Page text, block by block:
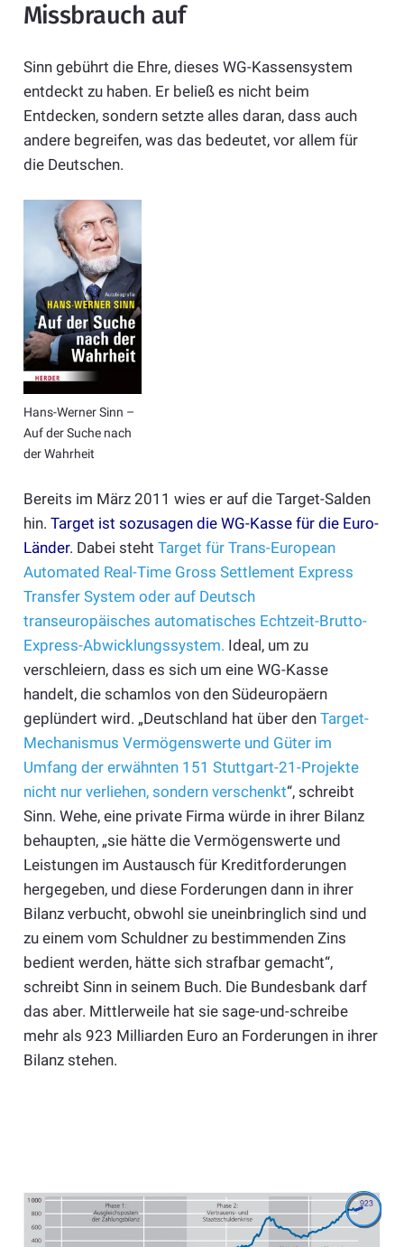
Missbrauch auf
Sinn gebührt die Ehre, dieses WG-Kassensystem
entdeckt zu haben. Er beließ es nicht beim
Entdecken, sondern setzte alles daran, dass auch
andere begreifen, was das bedeutet, vor allem für
die Deutschen.
Hans-Werner Sinn –
Auf der Suche nach
der Wahrheit
Bereits im März 2011 wies er auf die Target-Salden
hin. Target ist sozusagen die WG-Kasse für die Euro-
Länder. Dabei steht Target für Trans-European
Automated Real-Time Gross Settlement Express
Transfer System oder auf Deutsch
transeuropäisches automatisches Echtzeit-Brutto-
Express-Abwicklungssystem. Ideal, um zu
verschleiern, dass es sich um eine WG-Kasse
handelt, die schamlos von den Südeuropäern
geplündert wird. „Deutschland hat über den Target-
Mechanismus Vermögenswerte und Güter im
Umfang der erwähnten 151 Stuttgart-21-Projekte
nicht nur verliehen, sondern verschenkt“, schreibt
Sinn. Wehe, eine private Firma würde in ihrer Bilanz
behaupten, „sie hätte die Vermögenswerte und
Leistungen im Austausch für Kreditforderungen
hergegeben, und diese Forderungen dann in ihrer
Bilanz verbucht, obwohl sie uneinbringlich sind und
zu einem vom Schuldner zu bestimmenden Zins
bedient werden, hätte sich strafbar gemacht“,
schreibt Sinn in seinem Buch. Die Bundesbank darf
das aber. Mittlerweile hat sie sage-und-schreibe
mehr als 923 Milliarden Euro an Forderungen in ihrer
Bilanz stehen.